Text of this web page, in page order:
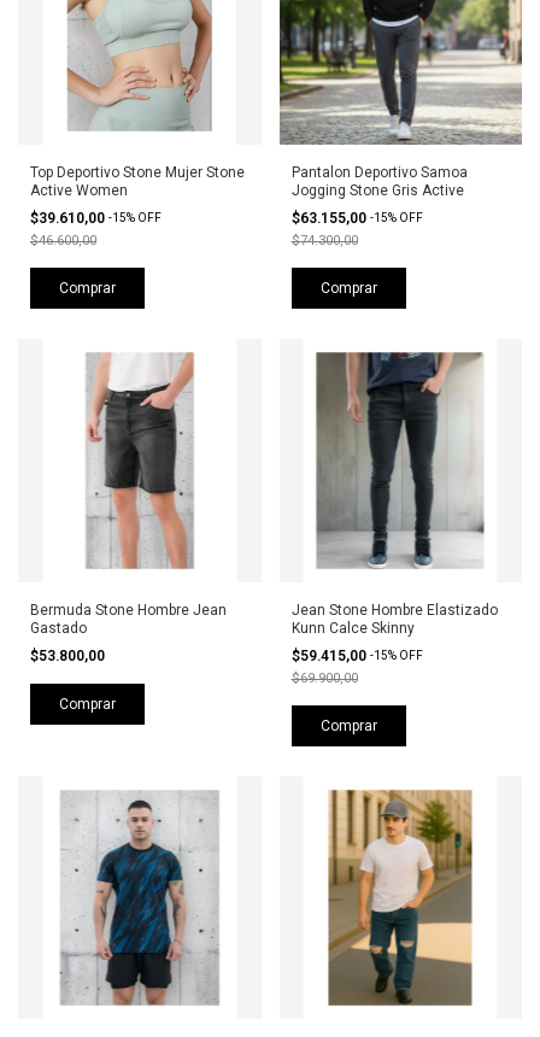
Top Deportivo Stone Mujer Stone
Active Women
$39.610,00 -15% OFF
$46.600,00
Comprar
Pantalon Deportivo Samoa
Jogging Stone Gris Active
$63.155,00 -15% OFF
$74.300,00
Comprar
Bermuda Stone Hombre Jean
Gastado
$53.800,00
Comprar
Jean Stone Hombre Elastizado
Kunn Calce Skinny
$59.415,00 -15% OFF
$69.900,00
Comprar